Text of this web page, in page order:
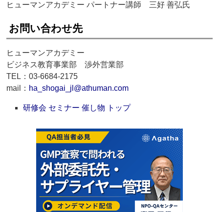
ヒューマンアカデミー パートナー講師 三好 善弘氏
お問い合わせ先
ヒューマンアカデミー
ビジネス教育事業部 渉外営業部
TEL：03-6684-2175
mail： ha_shogai_jl@athuman.com
研修会 セミナー 催し物 トップ